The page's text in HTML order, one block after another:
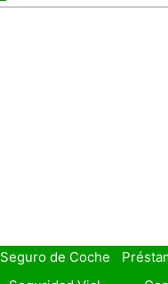
Rig
Seguro de Coche